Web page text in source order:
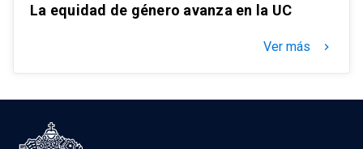
La equidad de género avanza en la UC
Ver más keyboard_arrow_right